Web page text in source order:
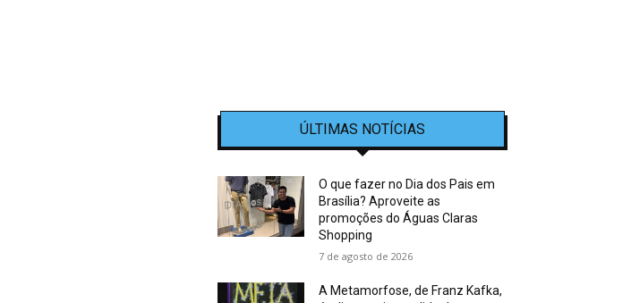
ÚLTIMAS NOTÍCIAS
O que fazer no Dia dos Pais em
Brasília? Aproveite as
promoções do Águas Claras
Shopping
7 de agosto de 2026
A Metamorfose, de Franz Kafka,